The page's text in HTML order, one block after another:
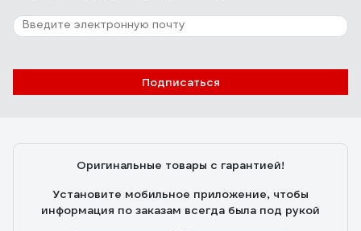
Подписаться
Оригинальные товары с гарантией!
Установите мобильное приложение, чтобы
информация по заказам всегда была под рукой